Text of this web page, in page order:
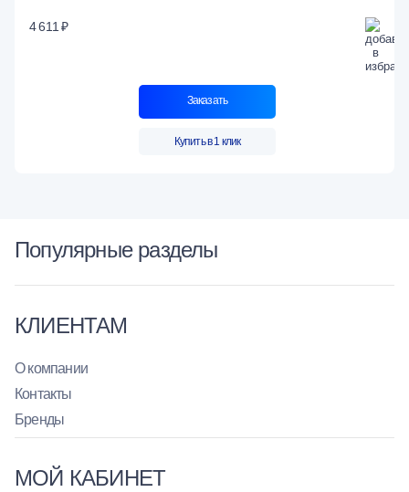
4 611 ₽
Заказать
Купить в 1 клик
Популярные разделы
КЛИЕНТАМ
О компании
Контакты
Бренды
МОЙ КАБИНЕТ